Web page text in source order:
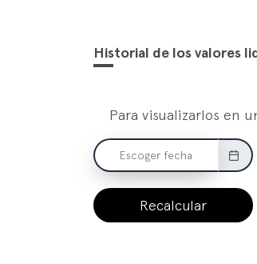
Historial de los valores
Para visualizarlos en
Recalcular